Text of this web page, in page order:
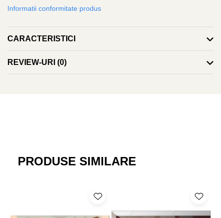
și surplusul de adeziv cu ajutorul unei lavete curate, rola de silicon
adeziv pastă la găleată, pentru tapet greu. Grosimea tapetului
Informatii conformitate produs
CARACTERISTICI
REVIEW-URI (0)
PRODUSE SIMILARE